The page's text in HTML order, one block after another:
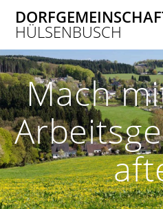
HÜLSENBUSCH
Mach